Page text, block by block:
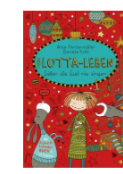
Mein Lotta-
Mein Lotta-
Mein Lotta-
Mein Lotta-